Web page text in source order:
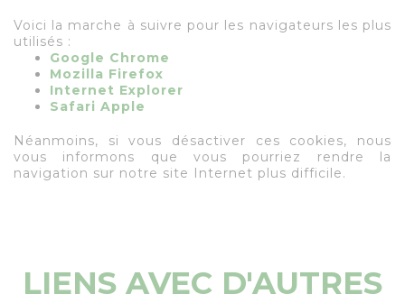
Voici la marche à suivre pour les navigateurs les plus
utilisés :
Google Chrome
Mozilla Firefox
Internet Explorer
Safari Apple
Néanmoins, si vous désactiver ces cookies, nous
vous informons que vous pourriez rendre la
navigation sur notre site Internet plus difficile.
LIENS AVEC D'AUTRES